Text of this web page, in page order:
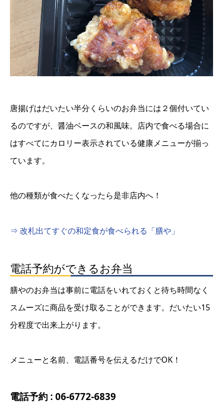
唐揚げはだいたい半分くらいのお弁当には２個付いてい
るのですが、醤油ベースの和風味。店内で食べる場合に
はすべてにカロリー表示されている健康メニューが揃っ
ています。
他の種類が食べたくなったら是非店内へ！
⇒ 改札出てすぐの和定食が食べられる「膳や」
電話予約ができるお弁当
膳やのお弁当は事前に電話をいれておくと待ち時間なく
スムーズに商品を受け取ることができます。だいたい15
分程度で出来上がります。
メニューと名前、電話番号を伝えるだけでOK！
電話予約 : 06-6772-6839